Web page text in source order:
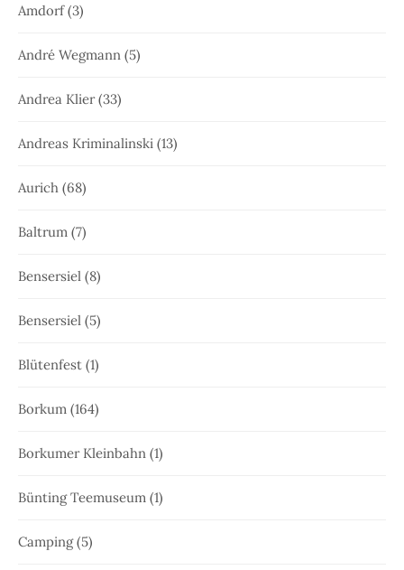
Amdorf(3)
André Wegmann (5)
Andrea Klier(33)
Andreas Kriminalinski (13)
Aurich (68)
Baltrum (7)
Bensersiel (8)
Bensersiel (5)
Blütenfest (1)
Borkum (164)
Borkumer Kleinbahn (1)
Bünting Teemuseum (1)
Camping(5)